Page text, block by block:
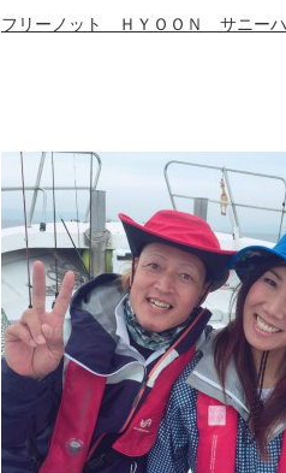
フリーノット ＨＹＯＯＮ サニーハ